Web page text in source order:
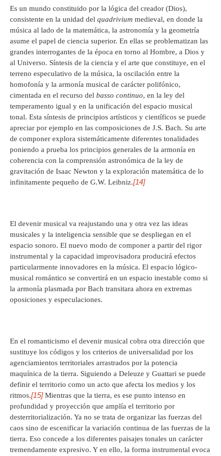
Es un mundo constituido por la lógica del creador (Dios),
consistente en la unidad del quadrivium medieval, en donde la
música al lado de la matemática, la astronomía y la geometría
asume el papel de ciencia superior. En ellas se problematizan las
grandes interrogantes de la época en torno al Hombre, a Dios y
al Universo. Síntesis de la ciencia y el arte que constituye, en el
terreno especulativo de la música, la oscilación entre la
homofonía y la armonía musical de carácter polifónico,
cimentada en el recurso del basso continuo, en la ley del
temperamento igual y en la unificación del espacio musical
tonal. Esta síntesis de principios artísticos y científicos se puede
apreciar por ejemplo en las composiciones de J.S. Bach. Su arte
de componer explora sistemáticamente diferentes tonalidades
poniendo a prueba los principios generales de la armonía en
coherencia con la comprensión astronómica de la ley de
gravitación de Isaac Newton y la exploración matemática de lo
infinitamente pequeño de G.W. Leibniz.[14]
El devenir musical va reajustando una y otra vez las ideas
musicales y la inteligencia sensible que se despliegan en el
espacio sonoro. El nuevo modo de componer a partir del rigor
instrumental y la capacidad improvisadora producirá efectos
particularmente innovadores en la música. El espacio lógico-
musical romántico se convertirá en un espacio inestable como si
la armonía plasmada por Bach transitara ahora en extremas
oposiciones y especulaciones.
En el romanticismo el devenir musical cobra otra dirección que
sustituye los códigos y los criterios de universalidad por los
agenciamientos territoriales arrastrados por la potencia
maquínica de la tierra. Siguiendo a Deleuze y Guattari se puede
definir el territorio como un acto que afecta los medios y los
ritmos.[15]Mientras que la tierra, es ese punto intenso en
profundidad y proyección que amplía el territorio por
desterritorialización. Ya no se trata de organizar las fuerzas del
caos sino de escenificar la variación continua de las fuerzas de la
tierra. Eso concede a los diferentes paisajes tonales un carácter
tremendamente expresivo. Y en ello, la forma instrumental evoca